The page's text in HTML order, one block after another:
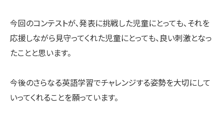
今回のコンテストが、発表に挑戦した児童にとっても、それを
応援しながら見守ってくれた児童にとっても、良い刺激となっ
たことと思います。
今後のさらなる英語学習でチャレンジする姿勢を大切にして
いってくれることを願っています。